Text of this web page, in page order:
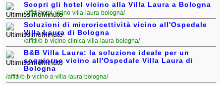
Scopri gli hotel vicino alla Villa Laura a Bologna
/affitti/hotel-vicino-villa-laura-bologna/
Soluzioni di microricettività vicino all'Ospedale
Villa Laura di Bologna
/affitti/b-b-vicino-clinica-villa-laura-bologna/
B&B Villa Laura: la soluzione ideale per un
soggiorno vicino all'Ospedale Villa Laura di
Bologna
/affitti/b-b-vicino-a-villa-laura-bologna/